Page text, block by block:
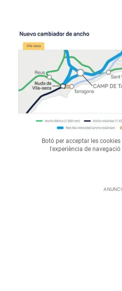
Botó per acceptar les
l'experiència de